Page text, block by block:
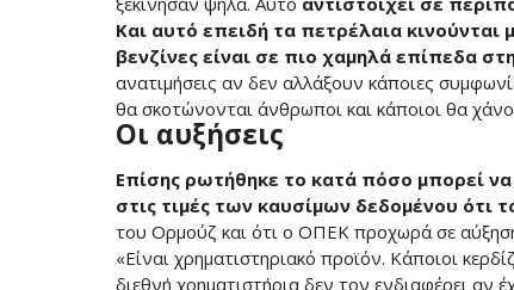
Και αυτό επειδή τα πετρέλαια κινούνται
βενζίνες είναι σε πιο χαμηλά επίπεδα
ανατιμήσεις αν δεν αλλάξουν κάποιες
θα σκοτώνονται άνθρωποι και κάποιοι θα
Οι αυξήσεις
Επίσης ρωτήθηκε το κατά πόσο μπορεί
στις τιμές των καυσίμων δεδομένου ότι
του Ορμούζ και ότι ο ΟΠΕΚ προχωρά σε
«Είναι χρηματιστηριακό προϊόν. Κάποιοι
διεθνή χρηματιστήρια δεν τον ενδιαφέρει αν